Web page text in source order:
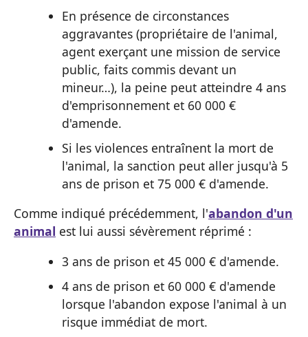
En présence de circonstances
aggravantes (propriétaire de l'animal,
agent exerçant une mission de service
public, faits commis devant un
mineur…), la peine peut atteindre 4 ans
d'emprisonnement et 60 000 €
d'amende.
Si les violences entraînent la mort de
l'animal, la sanction peut aller jusqu'à 5
ans de prison et 75 000 € d'amende.
Comme indiqué précédemment, l'abandon d'un
animal est lui aussi sévèrement réprimé :
3 ans de prison et 45 000 € d'amende.
4 ans de prison et 60 000 € d'amende
lorsque l'abandon expose l'animal à un
risque immédiat de mort.